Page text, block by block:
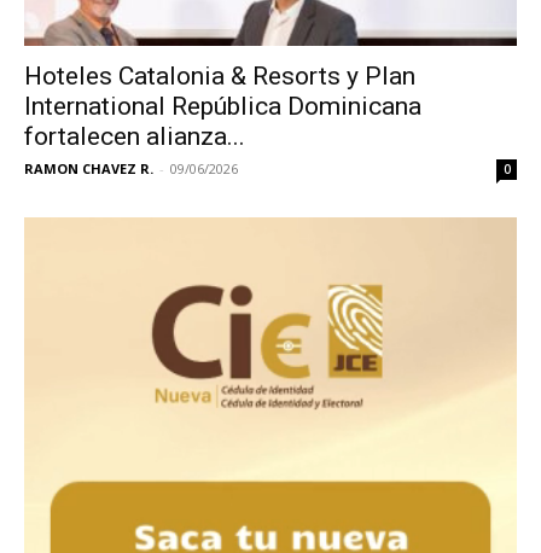
Hoteles Catalonia & Resorts y Plan
International República Dominicana
fortalecen alianza...
RAMON CHAVEZ R. - 09/06/2026 0